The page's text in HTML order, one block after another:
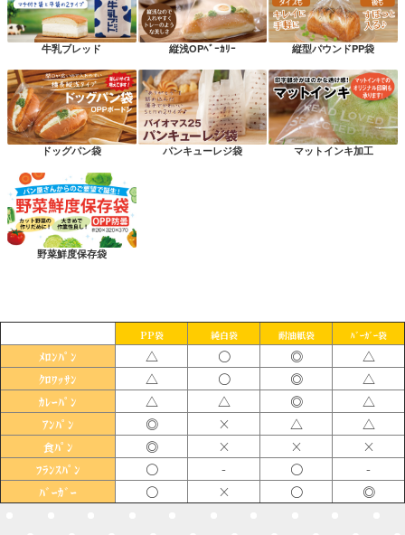
牛乳ブレッド 縦浅OPﾍﾞｰｶﾘｰ 縦型パウンドPP袋
ドッグパン袋 パンキューレジ袋 マットインキ加工
野菜鮮度保存袋
PP袋 純白袋 耐油紙袋 ﾊﾞｰｶﾞｰ袋
ﾒﾛﾝﾊﾟﾝ △ 〇 ◎ △
ｸﾛﾜｯｻﾝ △ 〇 ◎ △
ｶﾚｰﾊﾟﾝ △ △ ◎ △
ｱﾝﾊﾟﾝ ◎ × △ △
食ﾊﾟﾝ ◎ × × ×
ﾌﾗﾝｽﾊﾟﾝ 〇 - 〇 -
ﾊﾞｰｶﾞｰ 〇 × 〇 ◎